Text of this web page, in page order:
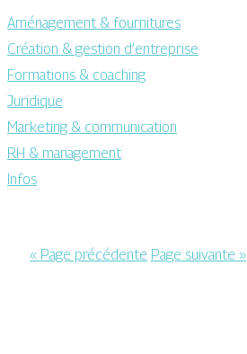
Aménagement & fournitures
Création & gestion d’entreprise
Formations & coaching
Juridique
Marketing & communication
RH & management
Infos
« Page précédente Page suivante »